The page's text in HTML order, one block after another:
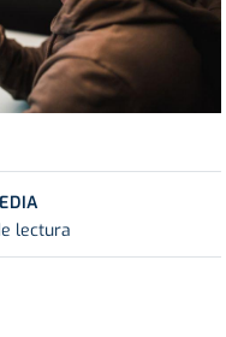
lectura